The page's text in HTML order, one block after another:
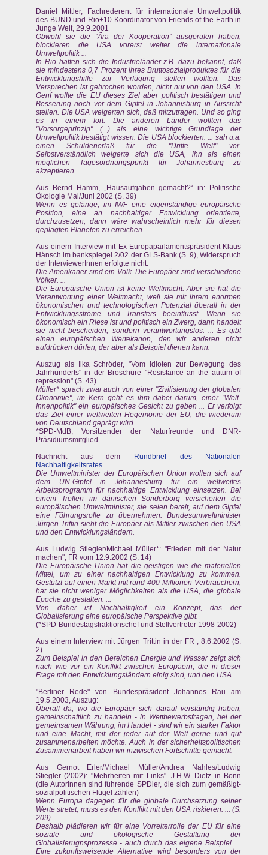
Daniel Mittler, Fachrederent für internationale Umweltpolitik
des BUND und Rio+10-Koordinator von Friends of the Earth in
Junge Welt, 29.9.2001
Obwohl sie die "Ära der Kooperation" ausgerufen haben,
blockieren die USA vorerst weiter die internationale
Umweltpolitik ...
In Rio hatten sich die Industrieländer z.B. dazu bekannt, daß
sie mindestens 0,7 Prozent ihres Bruttosozialproduktes für die
Entwicklungshilfe zur Verfügung stellen wollten. Das
Versprechen ist gebrochen worden, nicht nur von den USA. In
Genf wollte die EU dieses Ziel aber politisch bestätigen und
Besserung noch vor dem Gipfel in Johannisburg in Aussicht
stellen. Die USA weigerten sich, daß mitzutragen. Und so ging
es in einem fort: Die anderen Länder wollten das
"Vorsorgeprinzip" (...) als eine wichtige Grundlage der
Umweltpolitik bestätigt wissen. Die USA blockierten. ... sah u.a.
einen Schuldenerlaß für die "Dritte Welt" vor.
Selbstverständlich weigerte sich die USA, ihn als einen
möglichen Tagesordnungspunkt für Johannesburg zu
akzeptieren. ...
Aus Bernd Hamm, „Hausaufgaben gemacht?“ in: Politische
Ökologie Mai/Juni 2002 (S. 39)
Wenn es gelänge, im IWF eine eigenständige europäische
Position, eine an nachhaltiger Entwicklung orientierte,
durchzusetzen, dann wäre wahrscheinlich mehr für diesen
geplagten Planeten zu erreichen.
Aus einem Interview mit Ex-Europaparlamentspräsident Klaus
Hänsch im bankspiegel 2/02 der GLS-Bank (S. 9), Widerspruch
der InterviewerInnen erfolgte nicht.
Die Amerikaner sind ein Volk. Die Europäer sind verschiedene
Völker. ...
Die Europäische Union ist keine Weltmacht. Aber sie hat die
Verantwortung einer Weltmacht, weil sie mit ihrem enormen
ökonomischen und technologischen Potenzial überall in der
Entwicklungsströme und Transfers beeinflusst. Wenn sie
ökonomisch ein Riese ist und politisch ein Zwerg, dann handelt
sie nicht bescheiden, sondern verantwortungslos. ... Es gibt
einen europäischen Wertekanon, den wir anderen nicht
aufdrücken dürfen, der aber als Beispiel dienen kann.
Auszug als Ilka Schröder, "Vom Idioten zur Bewegung des
Jahrhunderts" in der Broschüre "Resistance an the autum of
repression" (S. 43)
Müller* sprach zwar auch von einer "Zivilisierung der globalen
Ökonomie", im Kern geht es ihm dabei darum, einer "Welt-
Innenpolitik" ein europäisches Gesicht zu geben ... Er verfolgt
das Ziel einer weltweiten Hegemonie der EU, die wiederum
von Deutschland geprägt wird.
*SPD-MdB, Vorsitzender der Naturfreunde und DNR-
Präsidiumsmitglied
Nachricht aus dem
Rundbrief des Nationalen
Nachhaltigkeitsrates
Die Umweltminister der Europäischen Union wollen sich auf
dem UN-Gipfel in Johannesburg für ein weltweites
Arbeitsprogramm für nachhaltige Entwicklung einsetzen. Bei
einem Treffen im dänischen Sonderborg versicherten die
europäischen Umweltminister, sie seien bereit, auf dem Gipfel
eine Führungsrolle zu übernehmen. Bundesumweltminister
Jürgen Trittin sieht die Europäer als Mittler zwischen den USA
und den Entwicklungsländern.
Aus Ludwig Stiegler/Michael Müller*: "Frieden mit der Natur
machen", FR vom 12.9.2002 (S. 14)
Die Europäische Union hat die geistigen wie die materiellen
Mittel, um zu einer nachhaltigen Entwicklung zu kommen.
Gestützt auf einen Markt mit rund 400 Millionen Verbrauchern,
hat sie nicht weniger Möglichkeiten als die USA, die globale
Epoche zu gestalten. ...
Von daher ist Nachhaltigkeit ein Konzept, das der
Globalisierung eine europäische Perspektive gibt.
(*SPD-Bundestagsfraktionschef und Stellvertreter 1998-2002)
Aus einem Interview mit Jürgen Trittin in der FR , 8.6.2002 (S.
2)
Zum Beispiel in den Bereichen Energie und Wasser zeigt sich
nach wie vor ein Konflikt zwischen Europäern, die in dieser
Frage mit den Entwicklungsländern einig sind, und den USA.
"Berliner Rede" von Bundespräsident Johannes Rau am
19.5.2003, Auszug:
Überall da, wo die Europäer sich darauf verständig haben,
gemeinschaftlich zu handeln - in Wettbewerbsfragen, bei der
gemeinsamen Währung, im Handel - sind wir ein starker Faktor
und eine Macht, mit der jeder auf der Welt gerne und gut
zusammenarbeiten möchte. Auch in der sicherheitspolitischen
Zusammenarbeit haben wir inzwischen Fortschritte gemacht.
Aus Gernot Erler/Michael Müller/Andrea Nahles/Ludwig
Stiegler (2002): "Mehrheiten mit Links". J.H.W. Dietz in Bonn
(die AutorInnen sind führende SPDler, die sich zum gemäßigt-
sozialpolitischen Flügel zählen)
Wenn Europa dagegen für die globale Durchsetzung seiner
Werte stretet, muss es den Konflikt mit den USA riskieren. ... (S.
209)
Deshalb plädieren wir für eine Vorreiterrolle der EU für eine
soziale und ökologische Gestaltung der
Globalisierugnsprozesse - auch durch das eigene Beispiel. ...
Eine zukunftsweisende Alternative wird besonders von der